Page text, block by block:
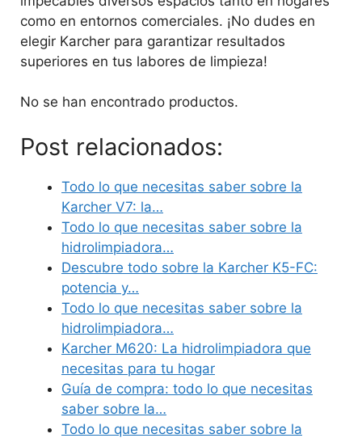
como en entornos comerciales. ¡No dudes en
elegir Karcher para garantizar resultados
superiores en tus labores de limpieza!
No se han encontrado productos.
Post relacionados:
Todo lo que necesitas saber sobre la
Karcher V7: la…
Todo lo que necesitas saber sobre la
hidrolimpiadora…
Descubre todo sobre la Karcher K5-FC:
potencia y…
Todo lo que necesitas saber sobre la
hidrolimpiadora…
Karcher M620: La hidrolimpiadora que
necesitas para tu hogar
Guía de compra: todo lo que necesitas
saber sobre la…
Todo lo que necesitas saber sobre la